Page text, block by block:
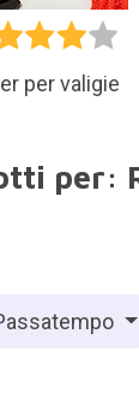
per valigie
per: